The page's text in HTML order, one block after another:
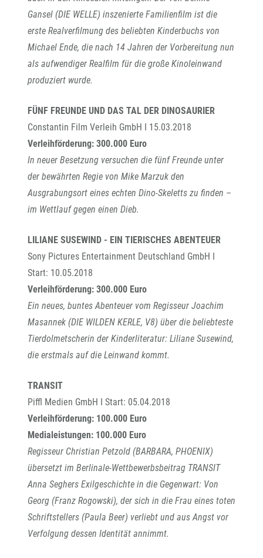
Gansel (DIE WELLE) inszenierte Familienfilm ist die
erste Realverfilmung des beliebten Kinderbuchs von
Michael Ende, die nach 14 Jahren der Vorbereitung nun
als aufwendiger Realfilm für die große Kinoleinwand
produziert wurde.
FÜNF FREUNDE UND DAS TAL DER DINOSAURIER
Constantin Film Verleih GmbH I 15.03.2018
Verleihförderung: 300.000 Euro
In neuer Besetzung versuchen die fünf Freunde unter
der bewährten Regie von Mike Marzuk den
Ausgrabungsort eines echten Dino-Skeletts zu finden –
im Wettlauf gegen einen Dieb.
LILIANE SUSEWIND - EIN TIERISCHES ABENTEUER
Sony Pictures Entertainment Deutschland GmbH I
Start: 10.05.2018
Verleihförderung: 300.000 Euro
Ein neues, buntes Abenteuer vom Regisseur Joachim
Masannek (DIE WILDEN KERLE, V8) über die beliebteste
Tierdolmetscherin der Kinderliteratur: Liliane Susewind,
die erstmals auf die Leinwand kommt.
TRANSIT
Piffl Medien GmbH I Start: 05.04.2018
Verleihförderung: 100.000 Euro
Medialeistungen: 100.000 Euro
Regisseur Christian Petzold (BARBARA, PHOENIX)
übersetzt im Berlinale-Wettbewerbsbeitrag TRANSIT
Anna Seghers Exilgeschichte in die Gegenwart: Von
Georg (Franz Rogowski), der sich in die Frau eines toten
Schriftstellers (Paula Beer) verliebt und aus Angst vor
Verfolgung dessen Identität annimmt.